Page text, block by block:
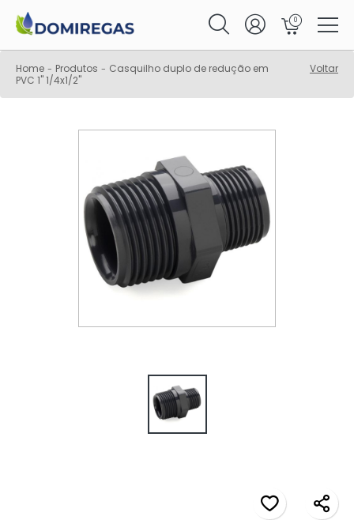
0
Home - Produtos - Casquilho duplo de redução em
PVC 1" 1/4x1/2"
Voltar